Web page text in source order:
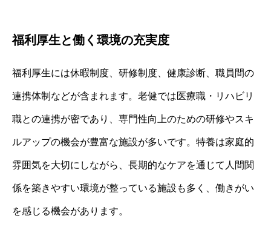
福利厚生と働く環境の充実度
福利厚生には休暇制度、研修制度、健康診断、職員間の
連携体制などが含まれます。老健では医療職・リハビリ
職との連携が密であり、専門性向上のための研修やスキ
ルアップの機会が豊富な施設が多いです。特養は家庭的
雰囲気を大切にしながら、長期的なケアを通じて人間関
係を築きやすい環境が整っている施設も多く、働きがい
を感じる機会があります。